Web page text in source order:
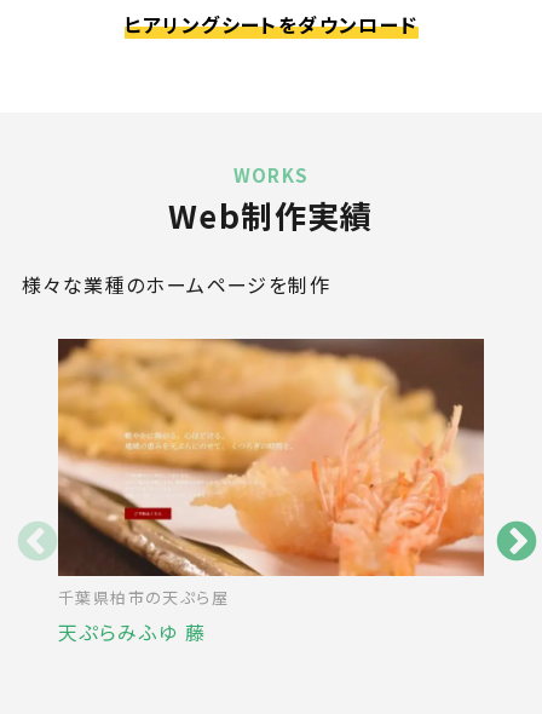
ヒアリングシートをダウンロード
WORKS
Web制作実績
様々な業種のホームページを制作
千葉県柏市の天ぷら屋
天ぷらみふゆ 藤